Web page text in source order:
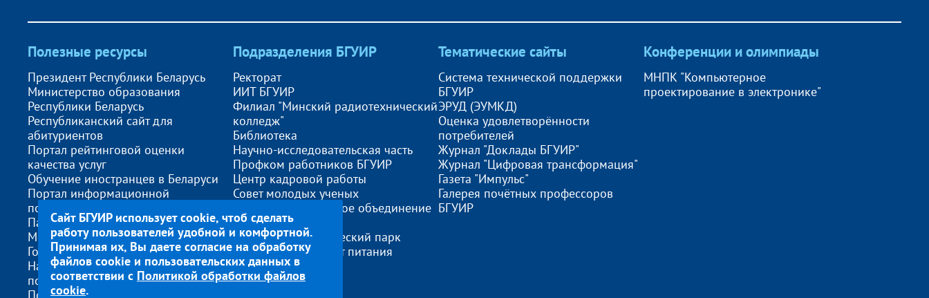
Полезные ресурсы
Президент Республики Беларусь
Министерство образования
Республики Беларусь
Республиканский сайт для
абитуриентов
Портал рейтинговой оценки
качества услуг
Обучение иностранцев в Беларуси
Портал информационной
поддержки экспорта
Патриот
Молодежь Беларуси
Госстандарт
Национальный правовой интернет-
портал
Поступающим из Российской
Подразделения БГУИР
Ректорат
ИИТ БГУИР
Филиал "Минский радиотехнический
колледж"
Библиотека
Научно-исследовательская часть
Профком работников БГУИР
Центр кадровой работы
Совет молодых ученых
Учебно-методическое объединение
Центр компетенций
Научно-технологический парк
ОП БГУИР Комбинат питания
Спортклуб
Тематические сайты
Система технической поддержки
БГУИР
ЭРУД (ЭУМКД)
Оценка удовлетворённости
потребителей
Журнал "Доклады БГУИР"
Журнал "Цифровая трансформация"
Газета "Импульс"
Галерея почётных профессоров
БГУИР
Конференции и олимпиады
МНПК "Компьютерное
проектирование в электронике"
Сайт БГУИР использует cookie, чтоб сделать
работу пользователей удобной и комфортной.
Принимая их, Вы даете согласие на обработку
файлов cookie и пользовательских данных в
соответствии с Политикой обработки файлов
cookie.